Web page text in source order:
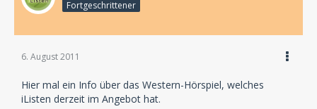
Fortgeschrittener
6. August 2011
Hier mal ein Info über das Western-Hörspiel, welches
iListen derzeit im Angebot hat.